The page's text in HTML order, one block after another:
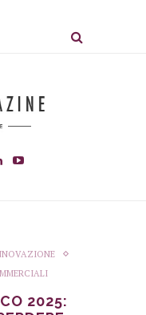
2025: